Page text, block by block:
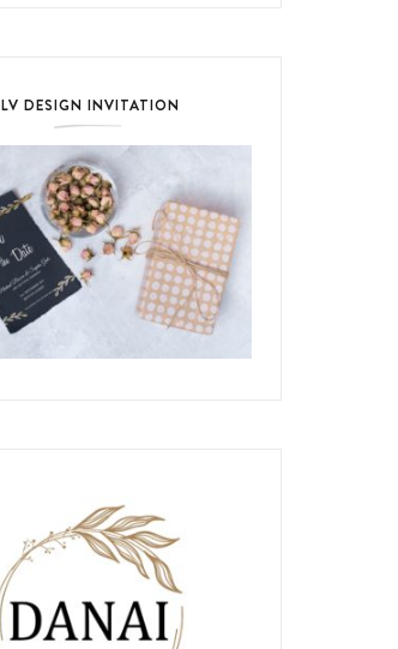
LV DESIGN INVITATION